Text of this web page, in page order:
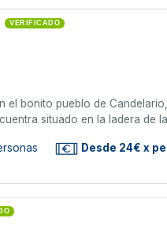
VERIFICADO
el bonito pueblo de
situado en la ladera de
Desde 24€ x